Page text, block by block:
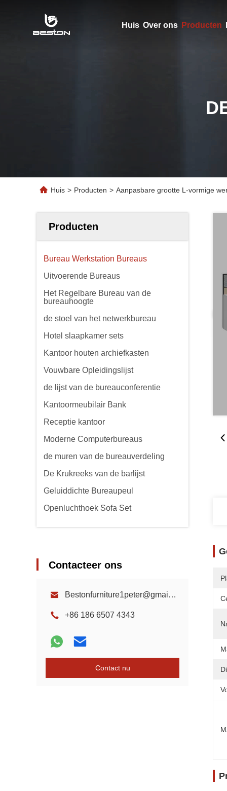
Huis Over ons Producten
Huis > Producten > Aanpasbare grootte L-vormige
Producten
Bureau Werkstation Bureaus
Uitvoerende Bureaus
Het Regelbare Bureau van de
bureauhoogte
de stoel van het netwerkbureau
Hotel slaapkamer sets
Kantoor houten archiefkasten
Vouwbare Opleidingslijst
de lijst van de bureauconferentie
Kantoormeubilair Bank
Receptie kantoor
Moderne Computerbureaus
de muren van de bureauverdeling
De Krukreeks van de barlijst
Geluiddichte Bureaupeul
Openluchthoek Sofa Set
Contacteer ons
Bestonfurniture1peter@gmail.com
+86 186 6507 4343
Contact nu